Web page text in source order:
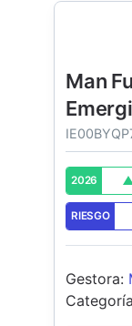
Man
Fund
2026
RIESGO
Gestora:
(Ireland)
Categoría